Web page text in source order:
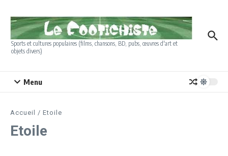
Sports et cultures populaires (films, chansons, BD, pubs, œuvres d'art et
objets divers)
Menu
Accueil / Etoile
Etoile